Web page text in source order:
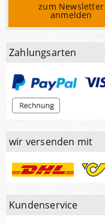
zum Newsletter
anmelden
Zahlungsarten
wir versenden mit
Kundenservice